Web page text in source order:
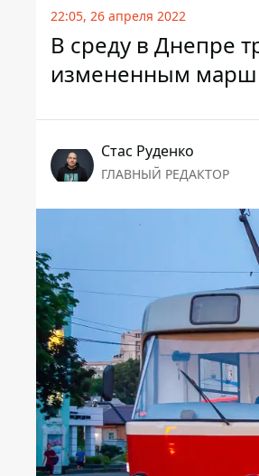
22:05, 26 апреля 2022
В среду в Днепре
измененным
Стаc Руденко
ГЛАВНЫЙ РЕДАКТОР